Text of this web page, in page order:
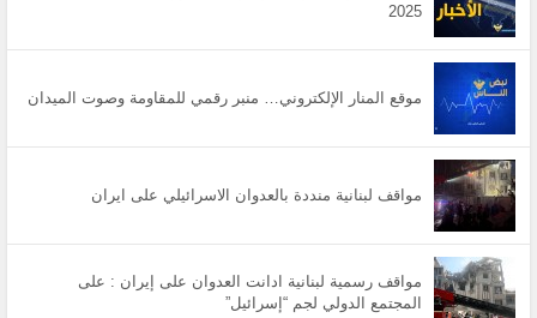
2025
موقع المنار الإلكتروني… منبر رقمي للمقاومة وصوت الميدان
مواقف لبنانية منددة بالعدوان الاسرائيلي على ايران
مواقف رسمية لبنانية ادانت العدوان على إيران : على
المجتمع الدولي لجم “إسرائيل”